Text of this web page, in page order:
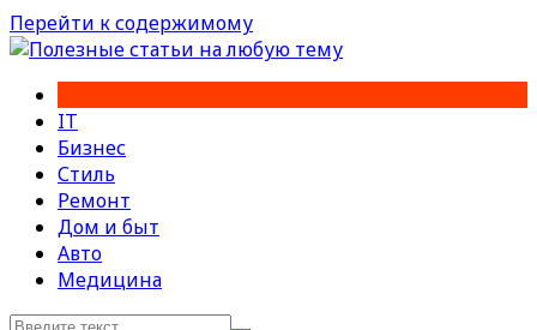
Перейти к содержимому
IT
Бизнес
Стиль
Ремонт
Дом и быт
Авто
Медицина